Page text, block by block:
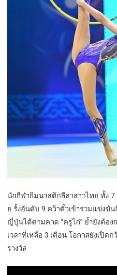
นักกีฬายิมนาสติกลีลาสาวไทย ทั้ง
ย รั้งอันดับ 9 คว้าตั๋วเข้าร่วมแข่งขัน
ญี่ปุ่นได้ตามคาด “ครูไก่” ย้ำยังต้อ
เวลาที่เหลือ 3 เดือน โอกาสยังเปิด
รางวัล